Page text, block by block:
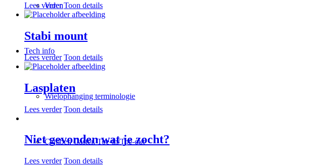
Veren
Tech info
Wielophanging terminologie
Camber, Caster, Toe-in/Toe-out
Lees verder Toon details
Stabi mount
Lees verder Toon details
Lasplaten
Lees verder Toon details
Niet gevonden wat je zocht?
Lees verder Toon details